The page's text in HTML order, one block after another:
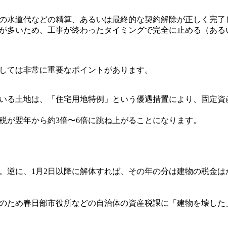
道代などの精算、あるいは最終的な契約解除が正しく完了
いため、工事が終わったタイミングで完全に止める（あ
は非常に重要なポイントがあります。
土地は、「住宅用地特例」という優遇措置により、固定
翌年から約3倍〜6倍に跳ね上がることになります。
に、1月2日以降に解体すれば、その年の分は建物の税金
め春日部市役所などの自治体の資産税課に「建物を壊し